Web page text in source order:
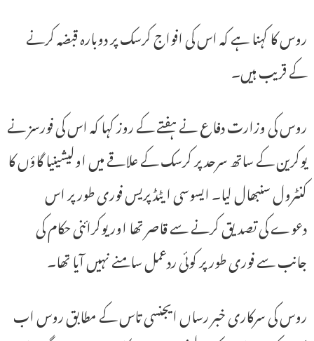
روس کا کہنا ہے کہ اس کی افواج کرسک پر دوبارہ قبضہ کرنے
کے قریب ہیں۔
روس کی وزارت دفاع نے ہفتے کے روز کہا کہ اس کی فورسز نے
یوکرین کے ساتھ سرحد پر کرسک کے علاقے میں اولیشینیا گاؤں کا
کنٹرول سنبھال لیا۔ ایسوسی ایٹڈ پریس فوری طور پر اس
دعوے کی تصدیق کرنے سے قاصر تھا اور یوکرائنی حکام کی
جانب سے فوری طور پر کوئی ردعمل سامنے نہیں آیا تھا۔
روس کی سرکاری خبر رساں ایجنسی تاس کے مطابق روس اب